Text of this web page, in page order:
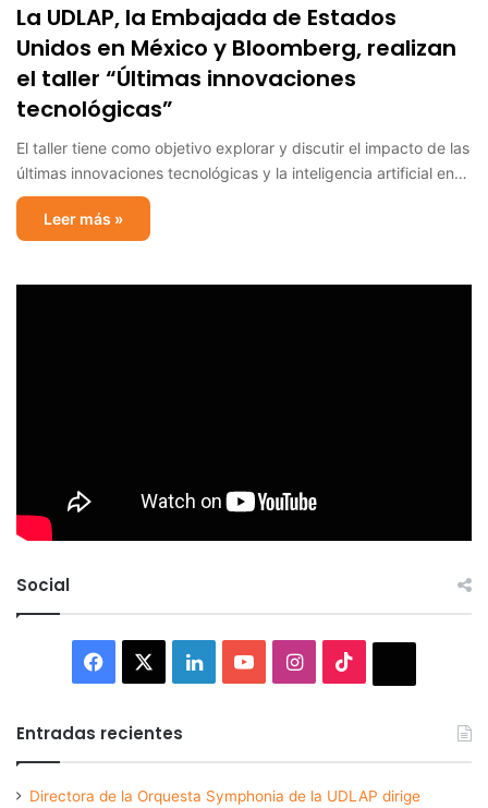
La UDLAP, la Embajada de Estados
Unidos en México y Bloomberg, realizan
el taller “Últimas innovaciones
tecnológicas”
El taller tiene como objetivo explorar y discutir el impacto de las
últimas innovaciones tecnológicas y la inteligencia artificial en…
Leer más »
Social
Facebook LinkedInYouTubeInstagram
Entradas recientes
Directora de la Orquesta Symphonia de la UDLAP dirige